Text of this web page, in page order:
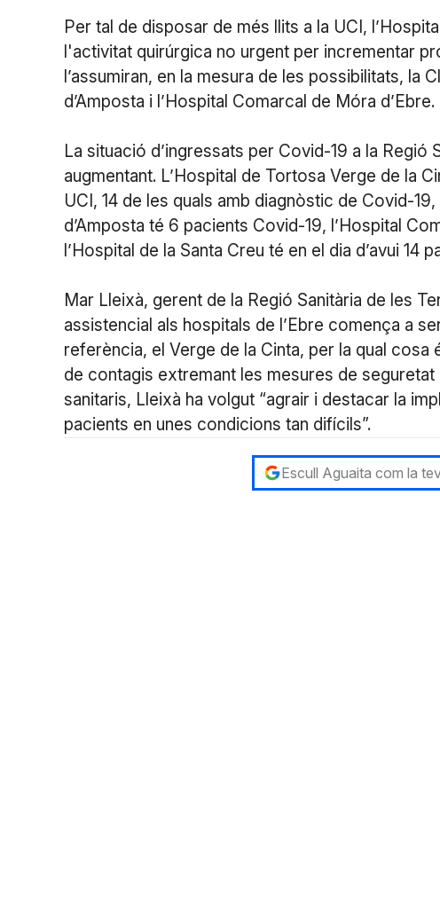
Per tal de disposar de més llits a la UCI,
l'activitat quirúrgica no urgent per incrementar
l’assumiran, en la mesura de les possibilitats, la
d’Amposta i l’Hospital Comarcal de Móra d’Ebre.
La situació d’ingressats per Covid-19 a la Regió
augmentant. L’Hospital de Tortosa Verge de la
UCI, 14 de les quals amb diagnòstic de Covid-
d’Amposta té 6 pacients Covid-19, l’Hospital
l’Hospital de la Santa Creu té en el dia d’avui 14
Mar Lleixà, gerent de la Regió Sanitària de les
assistencial als hospitals de l’Ebre comença a
referència, el Verge de la Cinta, per la qual
de contagis extremant les mesures de
sanitaris, Lleixà ha volgut “agrair i destacar la
pacients en unes condicions tan difícils”.
Escull Aguaita com la